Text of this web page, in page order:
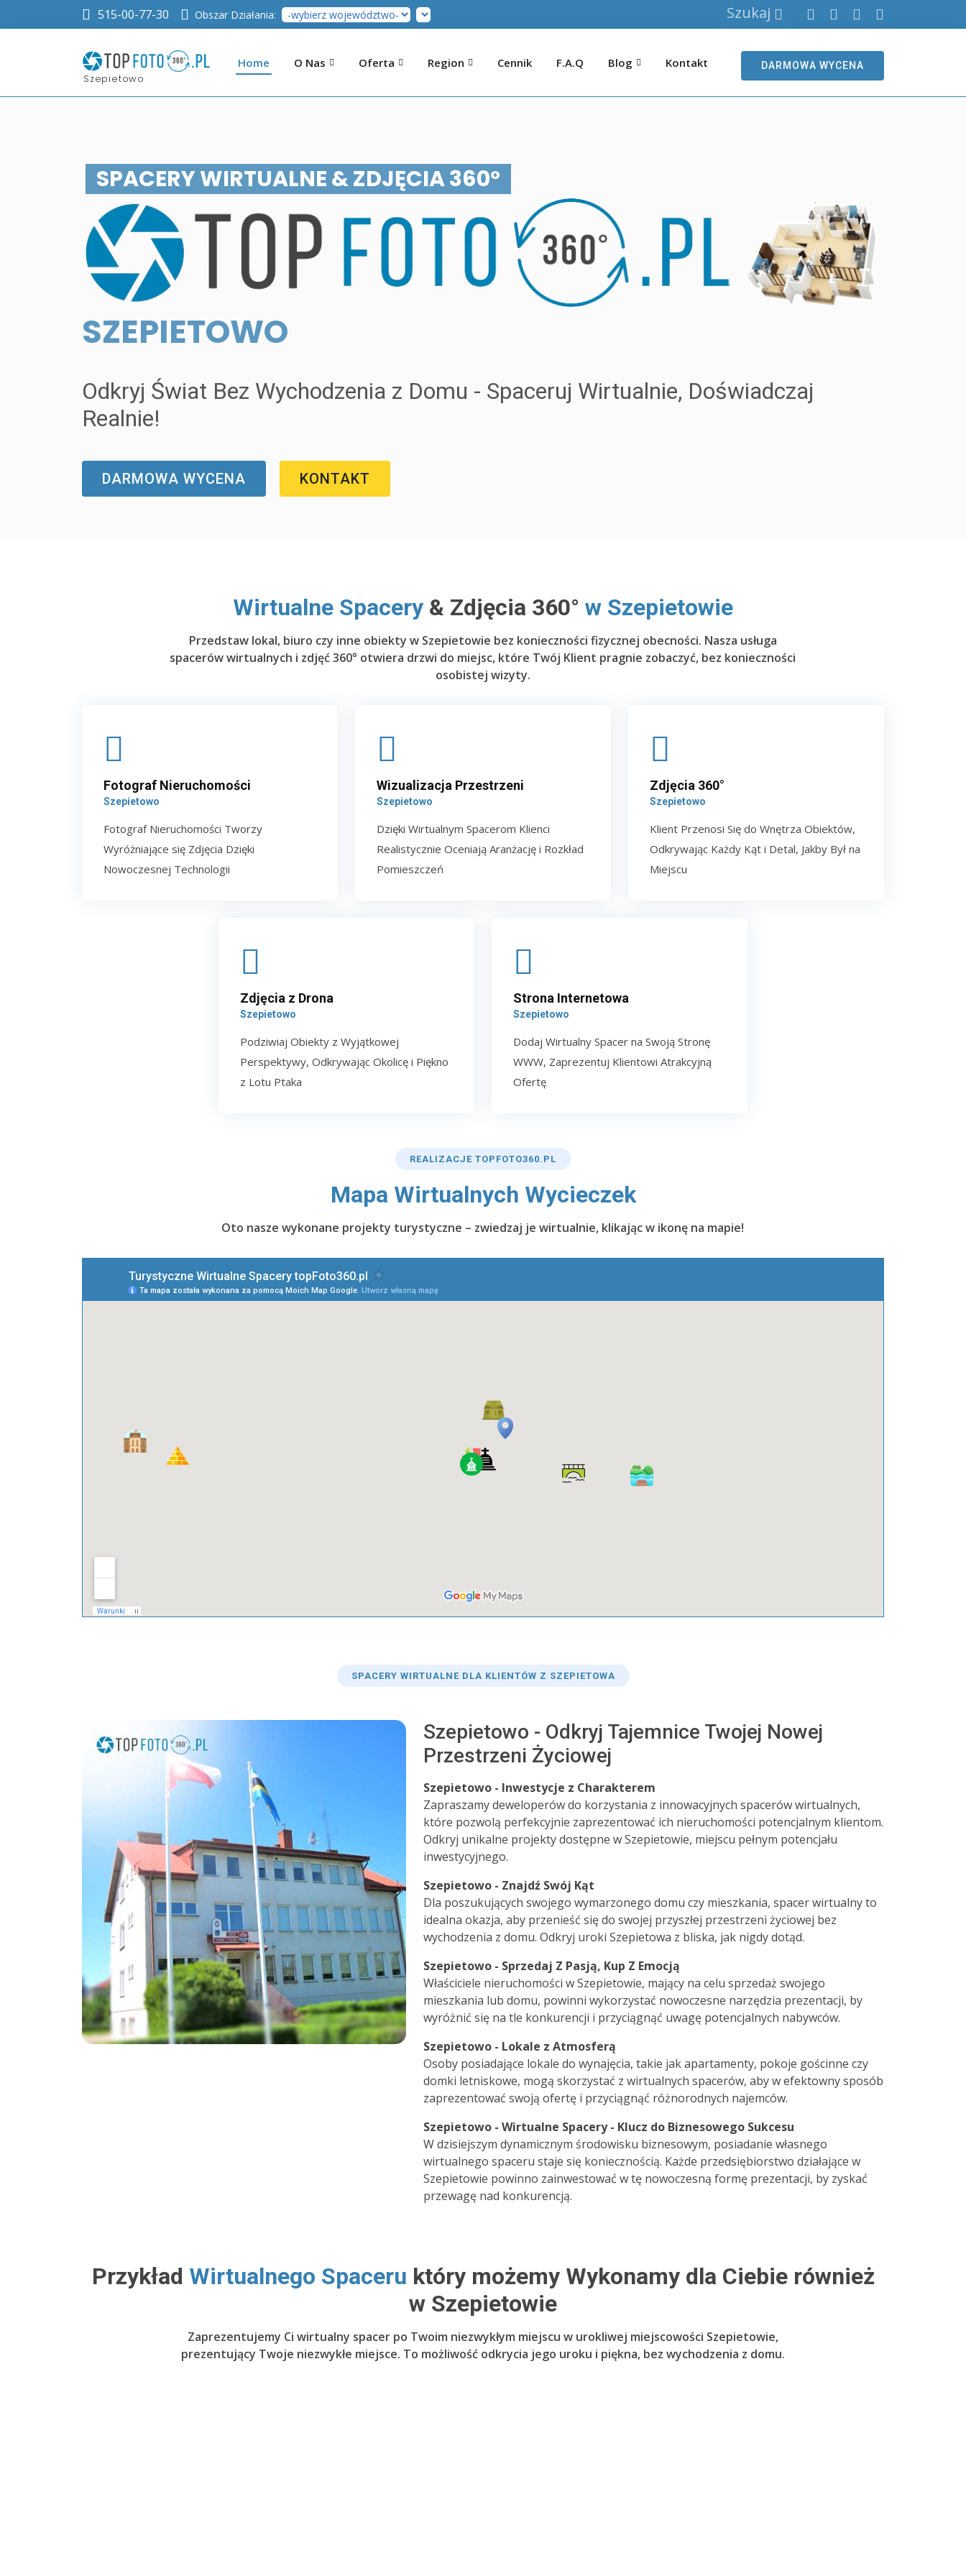
515-00-77-30 Obszar Działania: Szukaj
Szepietowo
Home O Nas Oferta Region Cennik F.A.Q Blog Kontakt DARMOWA WYCENA
SPACERY WIRTUALNE & ZDJĘCIA 360°
SZEPIETOWO
Odkryj Świat Bez Wychodzenia z Domu - Spaceruj Wirtualnie, Doświadczaj
Realnie!
DARMOWA WYCENA KONTAKT
Wirtualne Spacery & Zdjęcia 360° w Szepietowie
Przedstaw lokal, biuro czy inne obiekty w Szepietowie bez konieczności fizycznej obecności. Nasza usługa
spacerów wirtualnych i zdjęć 360° otwiera drzwi do miejsc, które Twój Klient pragnie zobaczyć, bez konieczności
osobistej wizyty.
Fotograf Nieruchomości
Szepietowo
Fotograf Nieruchomości Tworzy
Wyróżniające się Zdjęcia Dzięki
Nowoczesnej Technologii
Wizualizacja Przestrzeni
Szepietowo
Dzięki Wirtualnym Spacerom Klienci
Realistycznie Oceniają Aranżację i Rozkład
Pomieszczeń
Zdjęcia 360°
Szepietowo
Klient Przenosi Się do Wnętrza Obiektów,
Odkrywając Każdy Kąt i Detal, Jakby Był na
Miejscu
Zdjęcia z Drona
Szepietowo
Podziwiaj Obiekty z Wyjątkowej
Perspektywy, Odkrywając Okolicę i Piękno
z Lotu Ptaka
Strona Internetowa
Szepietowo
Dodaj Wirtualny Spacer na Swoją Stronę
WWW, Zaprezentuj Klientowi Atrakcyjną
Ofertę
REALIZACJE TOPFOTO360.PL
Mapa Wirtualnych Wycieczek
Oto nasze wykonane projekty turystyczne – zwiedzaj je wirtualnie, klikając w ikonę na mapie!
SPACERY WIRTUALNE DLA KLIENTÓW Z SZEPIETOWA
Szepietowo - Odkryj Tajemnice Twojej Nowej
Przestrzeni Życiowej
Szepietowo - Inwestycje z Charakterem
Zapraszamy deweloperów do korzystania z innowacyjnych spacerów wirtualnych,
które pozwolą perfekcyjnie zaprezentować ich nieruchomości potencjalnym klientom.
Odkryj unikalne projekty dostępne w Szepietowie, miejscu pełnym potencjału
inwestycyjnego.
Szepietowo - Znajdź Swój Kąt
Dla poszukujących swojego wymarzonego domu czy mieszkania, spacer wirtualny to
idealna okazja, aby przenieść się do swojej przyszłej przestrzeni życiowej bez
wychodzenia z domu. Odkryj uroki Szepietowa z bliska, jak nigdy dotąd.
Szepietowo - Sprzedaj Z Pasją, Kup Z Emocją
Właściciele nieruchomości w Szepietowie, mający na celu sprzedaż swojego
mieszkania lub domu, powinni wykorzystać nowoczesne narzędzia prezentacji, by
wyróżnić się na tle konkurencji i przyciągnąć uwagę potencjalnych nabywców.
Szepietowo - Lokale z Atmosferą
Osoby posiadające lokale do wynajęcia, takie jak apartamenty, pokoje gościnne czy
domki letniskowe, mogą skorzystać z wirtualnych spacerów, aby w efektowny sposób
zaprezentować swoją ofertę i przyciągnąć różnorodnych najemców.
Szepietowo - Wirtualne Spacery - Klucz do Biznesowego Sukcesu
W dzisiejszym dynamicznym środowisku biznesowym, posiadanie własnego
wirtualnego spaceru staje się koniecznością. Każde przedsiębiorstwo działające w
Szepietowie powinno zainwestować w tę nowoczesną formę prezentacji, by zyskać
przewagę nad konkurencją.
Przykład Wirtualnego Spaceru który możemy Wykonamy dla Ciebie również
w Szepietowie
Zaprezentujemy Ci wirtualny spacer po Twoim niezwykłym miejscu w urokliwej miejscowości Szepietowie,
prezentujący Twoje niezwykłe miejsce. To możliwość odkrycia jego uroku i piękna, bez wychodzenia z domu.